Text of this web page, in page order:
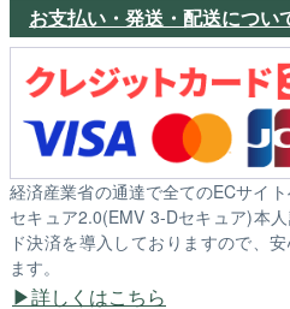
お支払い・発送・配送につい
経済産業省の通達で全てのECサイ
セキュア2.0(EMV 3-Dセキュア)本
ド決済を導入しておりますので、
ます。
詳しくはこちら